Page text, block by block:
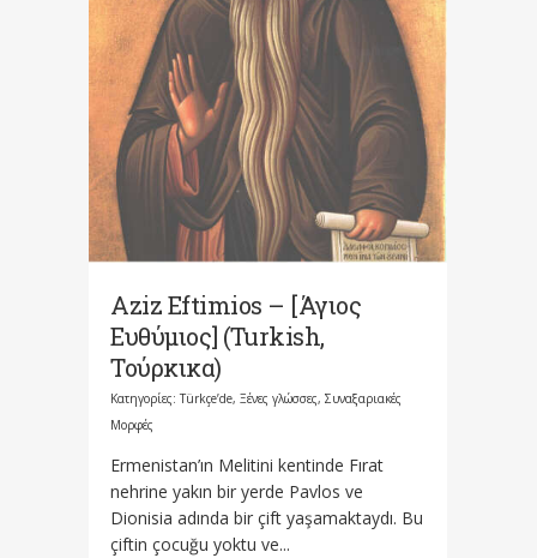
Aziz Eftimios – [Άγιος
Ευθύμιος] (Turkish,
Τούρκικα)
Κατηγορίες:Türkçe’de, Ξένες γλώσσες, Συναξαριακές
Μορφές
Ermenistan’ın Melitini kentinde Fırat
nehrine yakın bir yerde Pavlos ve
Dionisia adında bir çift yaşamaktaydı. Bu
çiftin çocuğu yoktu ve...